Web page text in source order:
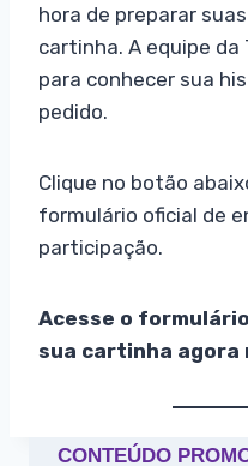
hora de preparar
cartinha. A equipe da
para conhecer sua
pedido.
Clique no botão
formulário oficial de
participação.
Acesse o
sua cartinha agora